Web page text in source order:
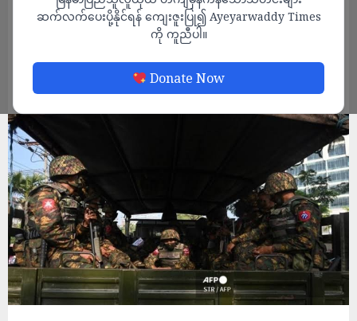
ဆက်လက်ပေးပို့နိုင်ရန် ကျေးဇူးပြု၍ Ayeyarwaddy Times
ကို ကူညီပါ။
Donate Now
တမူးကနေ ကလေးဘက်မိုင်းလာရှင်းသည့် စစ်
ကောင်စီတပ် ကားပေါ်ကအဆင်းမိုင်းဆွဲခံရလို့
၅၀ ကျော် သေဆုံး
ADMIN AUGUST 5, 2022